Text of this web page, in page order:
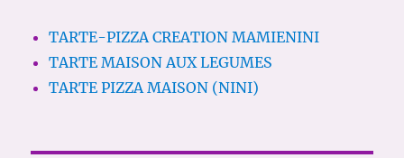
TARTE-PIZZA CREATION MAMIENINI
TARTE MAISON AUX LEGUMES
TARTE PIZZA MAISON (NINI)